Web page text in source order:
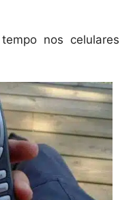
nos celulares